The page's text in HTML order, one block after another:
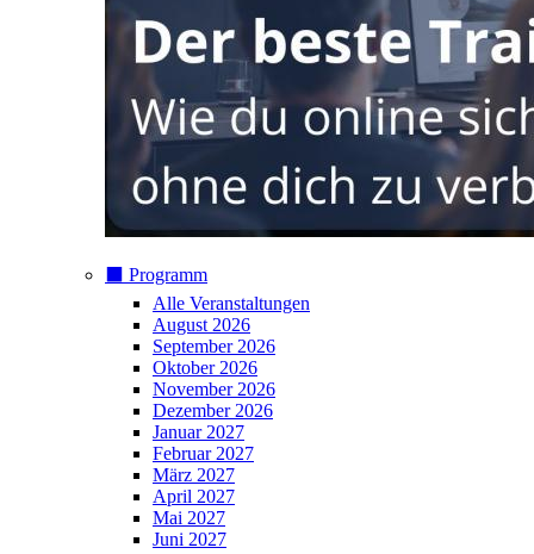
⬛️ Programm
Alle Veranstaltungen
August 2026
September 2026
Oktober 2026
November 2026
Dezember 2026
Januar 2027
Februar 2027
März 2027
April 2027
Mai 2027
Juni 2027